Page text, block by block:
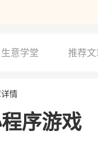
生意学堂 推荐文
情
序游戏
龙贝莱商城
万
200 %